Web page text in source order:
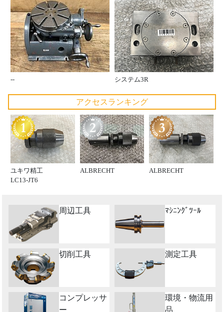
-- システム3R
アクセスランキング
ユキワ精工
LC13-JT6
ALBRECHT ALBRECHT
周辺工具 ﾏｼﾆﾝｸﾞﾂｰﾙ
切削工具 測定工具
コンプレッサ
ー
環境・物流用
品